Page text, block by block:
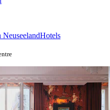
Hotels